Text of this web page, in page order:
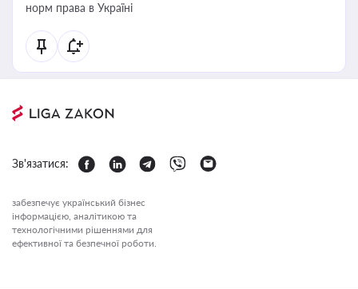
норм права в Україні
Зв'язатися:
забезпечує український бізнес
інформацією, аналітикою та
технологічними рішеннями для
ефективної та безпечної роботи.